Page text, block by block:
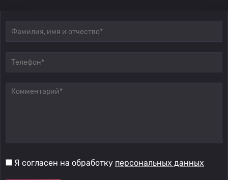
Я согласен на обработку персональных данных